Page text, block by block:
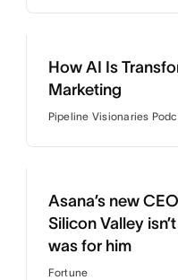
How AI Is
Marketing
Pipeline Visionaries
Asana’s new
Silicon Valley
was for him
Fortune